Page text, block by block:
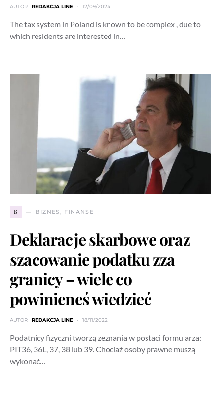
AUTOR REDAKCJA LINE 12/09/2024
The tax system in Poland is known to be complex , due to
which residents are interested in…
B BIZNES, FINANSE
Deklaracje skarbowe oraz
szacowanie podatku zza
granicy – wiele co
powinieneś wiedzieć
AUTOR REDAKCJA LINE 18/11/2022
Podatnicy fizyczni tworzą zeznania w postaci formularza:
PIT36, 36L, 37, 38 lub 39. Chociaż osoby prawne muszą
wykonać…